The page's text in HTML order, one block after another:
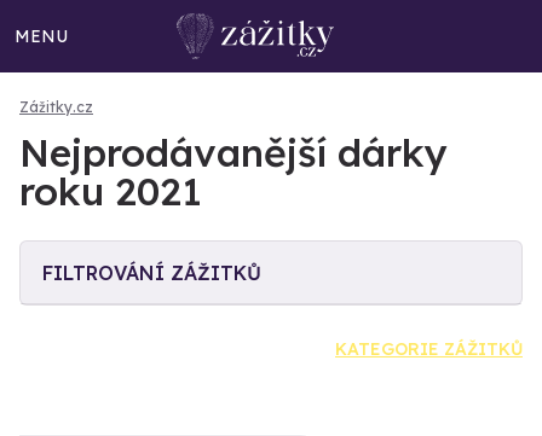
MENU
Zážitky.cz
Nejprodávanější dárky
roku 2021
FILTROVÁNÍ ZÁŽITKŮ
KATEGORIE ZÁŽITKŮ